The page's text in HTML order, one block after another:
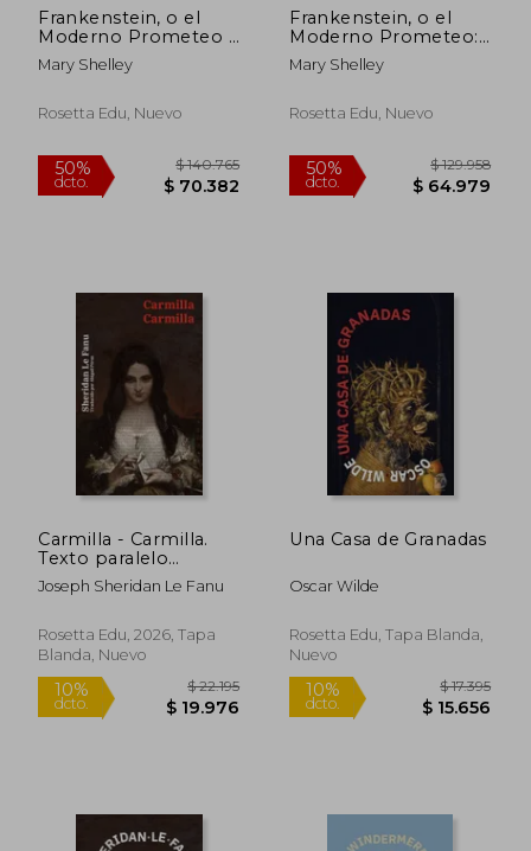
Frankenstein, o el
Moderno Prometeo -
Frankenstein; Or, the
Modern Prometheus:
Bilingüe - Bilingual
Mary Shelley
Rosetta Edu, Nuevo
50% $ 140.765
Frankenstein, o el
Moderno Prometeo:
Nueva Traducción al
Español
Mary Shelley
Rosetta Edu, Nuevo
50% $
Carmilla - Carmilla.
Texto paralelo
bilingüe - Bilingual
edition: Inglés -
Spanish
Joseph Sheridan Le Fanu
Rosetta Edu, 2026, Tapa
Blanda, Nuevo
Una Casa de Granadas
Oscar Wilde
Rosetta Edu, Tapa Blanda,
Nuevo